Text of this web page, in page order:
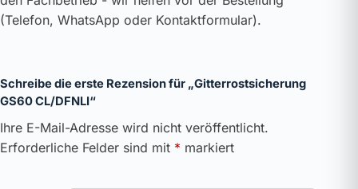
(Telefon, WhatsApp oder Kontaktformular).
Schreibe die erste Rezension für „Gitterrostsicherung
GS60 CL/DFNLI“
Ihre E-Mail-Adresse wird nicht veröffentlicht.
Erforderliche Felder sind mit * markiert